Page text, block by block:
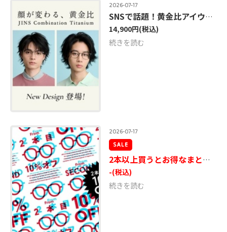
2026-07-17
SNSで話題！黄金比アイウエアに新型追加
14,900円(税込)
続きを読む
2026-07-17
SALE
2本以上買うとお得なまとめ買いキャンペーン実施！
-(税込)
続きを読む